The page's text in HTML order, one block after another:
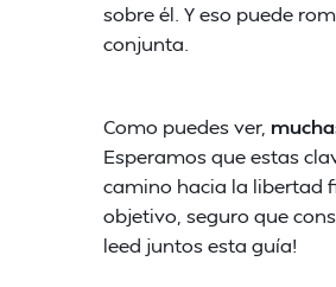
sobre él. Y eso puede
conjunta.
Como puedes ver,
Esperamos que estas
camino hacia la libertad
objetivo, seguro que
leed juntos esta guía!